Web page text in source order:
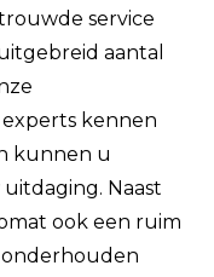
service
aantal
kennen
kunnen u
Naast
ook een ruim